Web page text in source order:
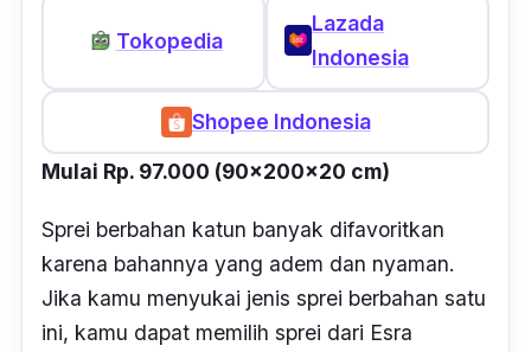
Tokopedia
Lazada
Indonesia
Shopee Indonesia
Mulai Rp. 97.000 (90x200x20 cm)
Sprei berbahan katun banyak difavoritkan
karena bahannya yang adem dan nyaman.
Jika kamu menyukai jenis sprei berbahan satu
ini, kamu dapat memilih sprei dari Esra